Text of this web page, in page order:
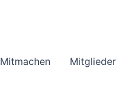
Mitmachen Mitglieder